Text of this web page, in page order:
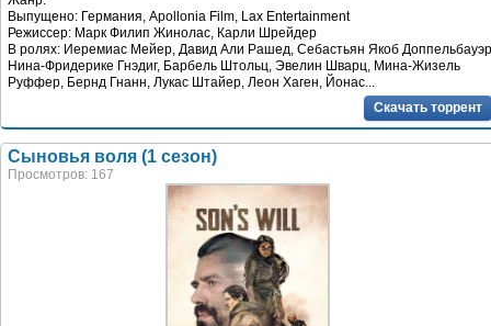
Выпущено: Германия, Apollonia Film, Lax Entertainment
Режиссер: Марк Филип Жинолас, Карли Шрейдер
В ролях: Иеремиас Мейер, Давид Али Рашед, Себастьян Якоб
Нина-Фридерике Гнэдиг, Барбель Штольц, Эвелин Шварц, Мина-Жизель
Руффер, Бернд Гнанн, Лукас Штайер, Леон Хаген, Йонас...
Скачать торрент
Сыновья воля (1 сезон)
Просмотров: 167